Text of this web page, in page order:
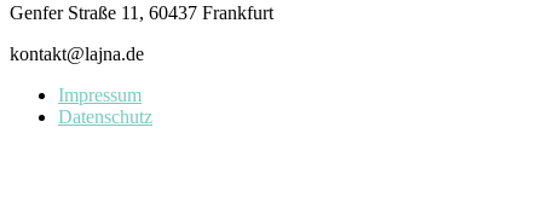
Genfer Straße 11, 60437 Frankfurt
kontakt@lajna.de
Impressum
Datenschutz